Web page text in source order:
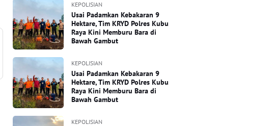
KEPOLISIAN
Usai Padamkan Kebakaran 9
Hektare, Tim KRYD Polres Kubu
Raya Kini Memburu Bara di
Bawah Gambut
KEPOLISIAN
Usai Padamkan Kebakaran 9
Hektare, Tim KRYD Polres Kubu
Raya Kini Memburu Bara di
Bawah Gambut
KEPOLISIAN